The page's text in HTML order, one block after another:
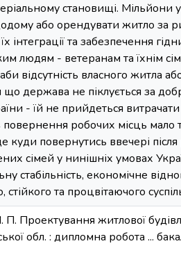
становищі. Мільйони
або орендувати житло за
інтеграції та забезпечення
людям - ветеранам та їхнім
аби відсутність власного
держава не піклується за
- їй не прийдеться
робочих місць мало
куди повернутись ввечері
сімей у нинішніх умовах
стабільність, економічне
та процвітаючого
Проектування житлової
обл. : дипломна робота ...